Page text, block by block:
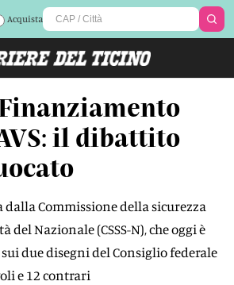
Acquista
il dibattito
Commissione della sicurezza
del Nazionale (CSSS-N), che oggi è
due disegni del Consiglio federale
e 12 contrari